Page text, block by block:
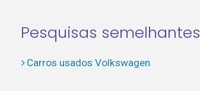
Pesquisas semelhantes
Carros usados Volkswagen